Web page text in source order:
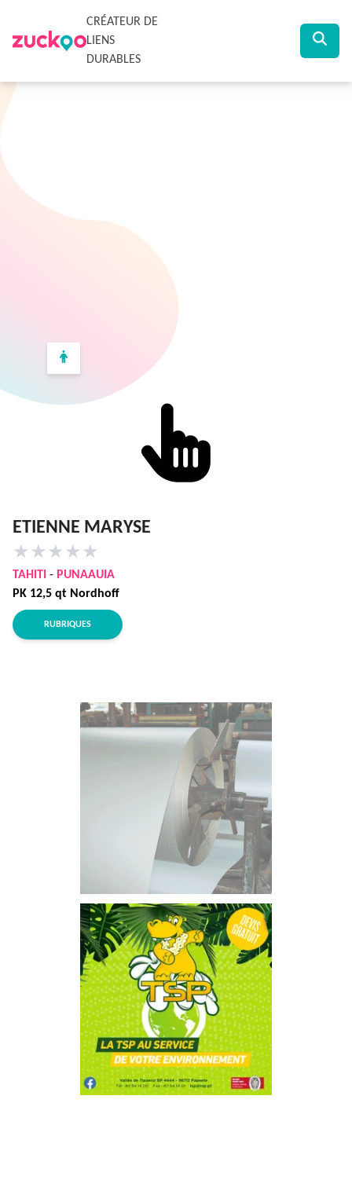
CRÉATEUR DE
LIENS
DURABLES
ETIENNE MARYSE
★ ★ ★ ★ ★
TAHITI - PUNAAUIA
PK 12,5 qt Nordhoff
RUBRIQUES